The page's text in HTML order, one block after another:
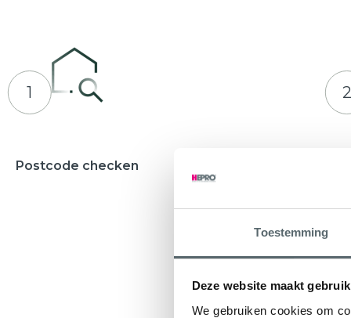
Toestemming
Deze website maakt
We gebruiken cookies om
1
Postcode checken
2
Waarbij u
ontvangt